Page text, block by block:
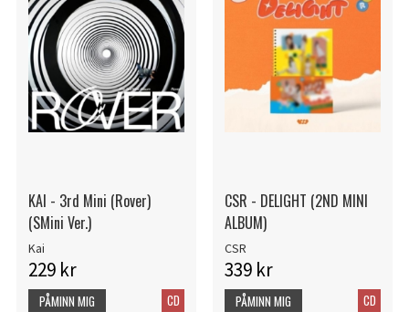
KAI - 3rd Mini (Rover)
(SMini Ver.)
Kai
229 kr
CD
PÅMINN MIG
CSR - DELIGHT (2ND MINI
ALBUM)
CSR
339 kr
CD
PÅMINN MIG